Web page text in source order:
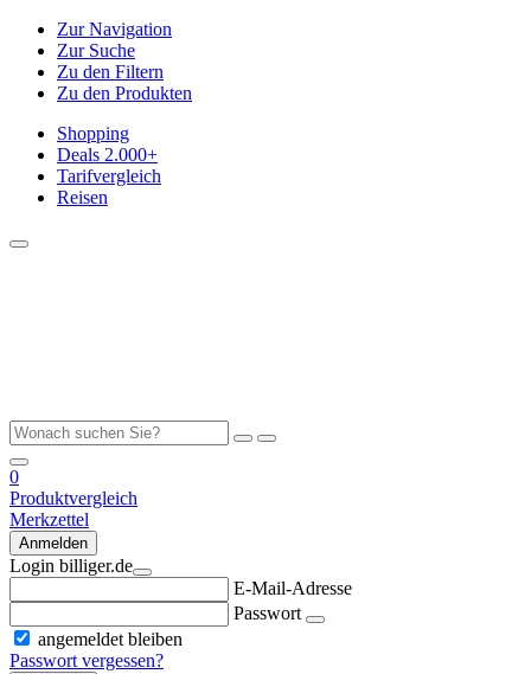
Zur Navigation
Zur Suche
Zu den Filtern
Zu den Produkten
Shopping
Deals 2.000+
Tarifvergleich
Reisen
0
Produktvergleich
Merkzettel
Anmelden
Login billiger.de
E-Mail-Adresse
Passwort
angemeldet bleiben
Passwort vergessen?